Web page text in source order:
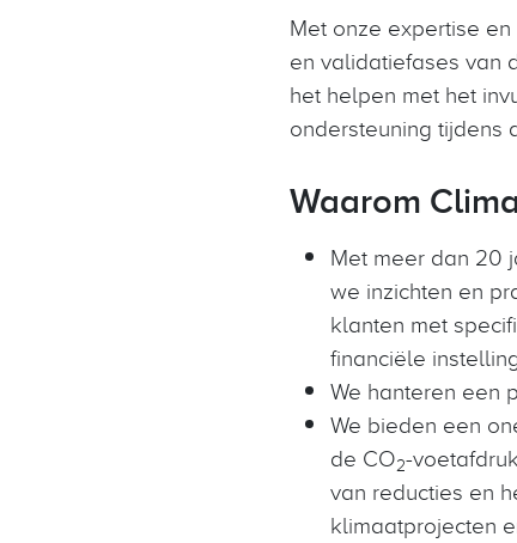
Met onze expertise
en validatiefases van
het helpen met het
ondersteuning tijdens
Waarom
Met meer dan 20
we inzichten en
klanten met
financiële
We hanteren een
We bieden een
de CO2-
van reducties en
klimaatprojecten